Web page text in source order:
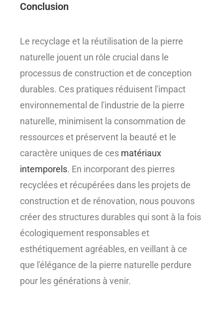
Conclusion
Le recyclage et la réutilisation de la pierre
naturelle jouent un rôle crucial dans le
processus de construction et de conception
durables. Ces pratiques réduisent l'impact
environnemental de l'industrie de la pierre
naturelle, minimisent la consommation de
ressources et préservent la beauté et le
caractère uniques de ces matériaux
intemporels. En incorporant des pierres
recyclées et récupérées dans les projets de
construction et de rénovation, nous pouvons
créer des structures durables qui sont à la fois
écologiquement responsables et
esthétiquement agréables, en veillant à ce
que l'élégance de la pierre naturelle perdure
pour les générations à venir.